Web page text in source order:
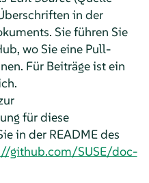
in der
Sie führen Sie
wo Sie eine Pull-
Für Beiträge ist ein
für diese
in der README des
github.com/SUSE/doc-